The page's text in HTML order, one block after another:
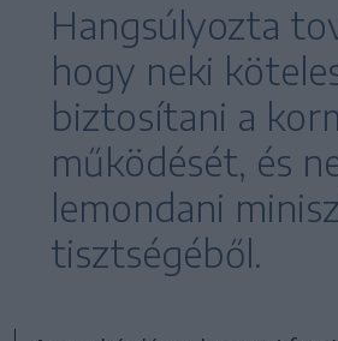
Hangsúlyozta
hogy neki
biztosítani a
működését, és
lemondani
tisztségéből.